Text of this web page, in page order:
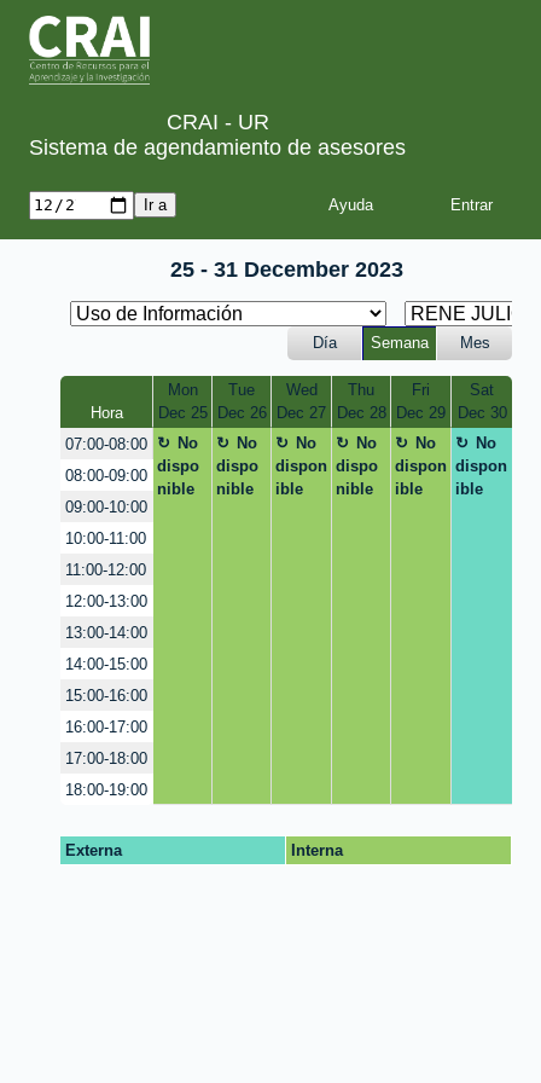
CRAI - UR
Sistema de agendamiento de asesores
Ayuda
25 - 31 December 2023
Día Semana Mes
Hora
Mon
Dec 25
Tue
Dec 26
Wed
Dec 27
Thu
Dec 28
Fri
Dec 29
Sat
Dec 30
07:00-08:00
No
dispo
nible
No
dispo
nible
No
dispon
ible
No
dispo
nible
No
dispon
ible
No
dispon
ible
08:00-09:00
09:00-10:00
10:00-11:00
11:00-12:00
12:00-13:00
13:00-14:00
14:00-15:00
15:00-16:00
16:00-17:00
17:00-18:00
18:00-19:00
Externa Interna